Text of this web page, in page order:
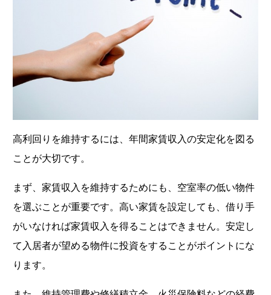
高利回りを維持するには、年間家賃収入の安定化を図る
ことが大切です。
まず、家賃収入を維持するためにも、空室率の低い物件
を選ぶことが重要です。高い家賃を設定しても、借り手
がいなければ家賃収入を得ることはできません。安定し
て入居者が望める物件に投資をすることがポイントにな
ります。